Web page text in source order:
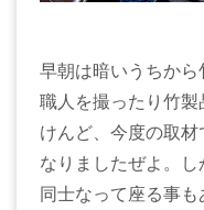
早朝は暗いうちか
職人を撮ったり竹
けんど、今度の取
なりましたぜよ。
同士なって座る事